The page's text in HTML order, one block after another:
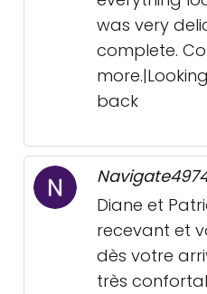
was very
complete.
back
Diane et
recevant et
dès votre
très